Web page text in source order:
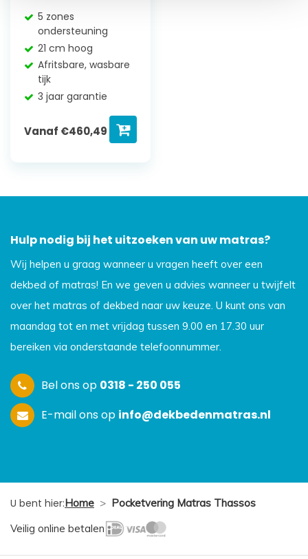
5 zones
ondersteuning
21 cm hoog
Afritsbare, wasbare
tijk
3 jaar garantie
Vanaf €460,49
Hulp nodig bij het uitzoeken van uw matras?
Wij helpen u graag wanneer u vragen heeft over een
dekbed of matras! En we geven u advies wanneer u twijfelt
over het matras of dekbed naar uw keuze. U kunt ons van
maandag tot en met vrijdag tussen 9.00 en 17.30 uur
bereiken via onderstaande telefoonnummer.
Bel ons op 0318 - 250 055
E-mail ons op info@dekbedenmatras.nl
U bent hier:Home > Pocketvering Matras Thassos
Veilig online betalen